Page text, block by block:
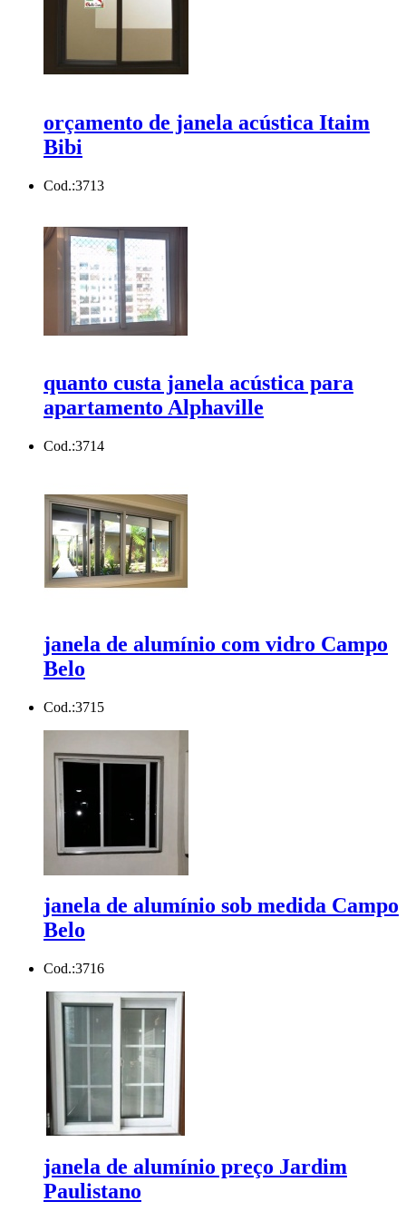
orçamento de janela acústica Itaim
Bibi
Cod.:3713
quanto custa janela acústica para
apartamento Alphaville
Cod.:3714
janela de alumínio com vidro Campo
Belo
Cod.:3715
janela de alumínio sob medida Campo
Belo
Cod.:3716
janela de alumínio preço Jardim
Paulistano